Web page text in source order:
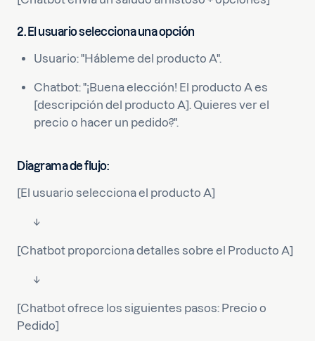
2. El usuario selecciona una opción
Usuario: "Hábleme del producto A".
Chatbot: "¡Buena elección! El producto A es
[descripción del producto A]. Quieres ver el
precio o hacer un pedido?".
Diagrama de flujo:
[El usuario selecciona el producto A]
↓
[Chatbot proporciona detalles sobre el Producto A]
↓
[Chatbot ofrece los siguientes pasos: Precio o
Pedido]